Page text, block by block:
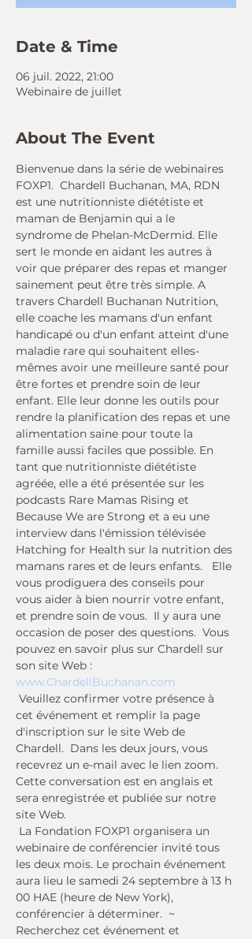
Date & Time
06 juil. 2022, 21:00
Webinaire de juillet
About The Event
Bienvenue dans la série de webinaires
FOXP1.  Chardell Buchanan, MA, RDN
est une nutritionniste diététiste et
maman de Benjamin qui a le
syndrome de Phelan-McDermid. Elle
sert le monde en aidant les autres à
voir que préparer des repas et manger
sainement peut être très simple. A
travers Chardell Buchanan Nutrition,
elle coache les mamans d'un enfant
handicapé ou d'un enfant atteint d'une
maladie rare qui souhaitent elles-
mêmes avoir une meilleure santé pour
être fortes et prendre soin de leur
enfant. Elle leur donne les outils pour
rendre la planification des repas et une
alimentation saine pour toute la
famille aussi faciles que possible. En
tant que nutritionniste diététiste
agréée, elle a été présentée sur les
podcasts Rare Mamas Rising et
Because We are Strong et a eu une
interview dans l'émission télévisée
Hatching for Health sur la nutrition des
mamans rares et de leurs enfants.   Elle
vous prodiguera des conseils pour
vous aider à bien nourrir votre enfant,
et prendre soin de vous.  Il y aura une
occasion de poser des questions.  Vous
pouvez en savoir plus sur Chardell sur
son site Web :
www.ChardellBuchanan.com
cet événement et remplir la page
d'inscription sur le site Web de
Chardell.  Dans les deux jours, vous
recevrez un e-mail avec le lien zoom.
Cette conversation est en anglais et
sera enregistrée et publiée sur notre
site Web.
webinaire de conférencier invité tous
les deux mois. Le prochain événement
aura lieu le samedi 24 septembre à 13 h
00 HAE (heure de New York),
conférencier à déterminer.  ~
Recherchez cet événement et